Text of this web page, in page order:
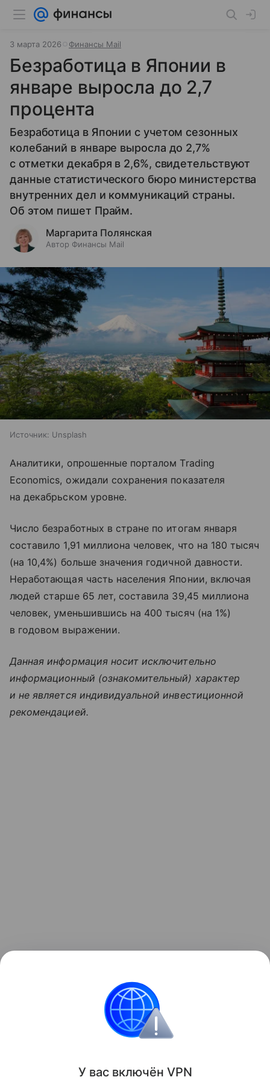
3 марта 2026 Финансы Mail
Безработица в Японии в
январе выросла до 2,7
процента
Безработица в Японии с учетом сезонных
колебаний в январе выросла до 2,7%
с отметки декабря в 2,6%, свидетельствуют
данные статистического бюро министерства
внутренних дел и коммуникаций страны.
Об этом пишет Прайм.
Маргарита Полянская
Автор Финансы Mail
Источник: Unsplash
Аналитики, опрошенные порталом Trading
Economics, ожидали сохранения показателя
на декабрьском уровне.
Число безработных в стране по итогам января
составило 1,91 миллиона человек, что на 180 тысяч
(на 10,4%) больше значения годичной давности.
Неработающая часть населения Японии, включая
людей старше 65 лет, составила 39,45 миллиона
человек, уменьшившись на 400 тысяч (на 1%)
в годовом выражении.
Данная информация носит исключительно
информационный (ознакомительный) характер
и не является индивидуальной инвестиционной
рекомендацией.
Безработица: 5 видов
В статье рассмотрим факторы, влияющие на
уровень безработицы, а также экономические и
социальные последствия этого явления.
У вас включён VPN